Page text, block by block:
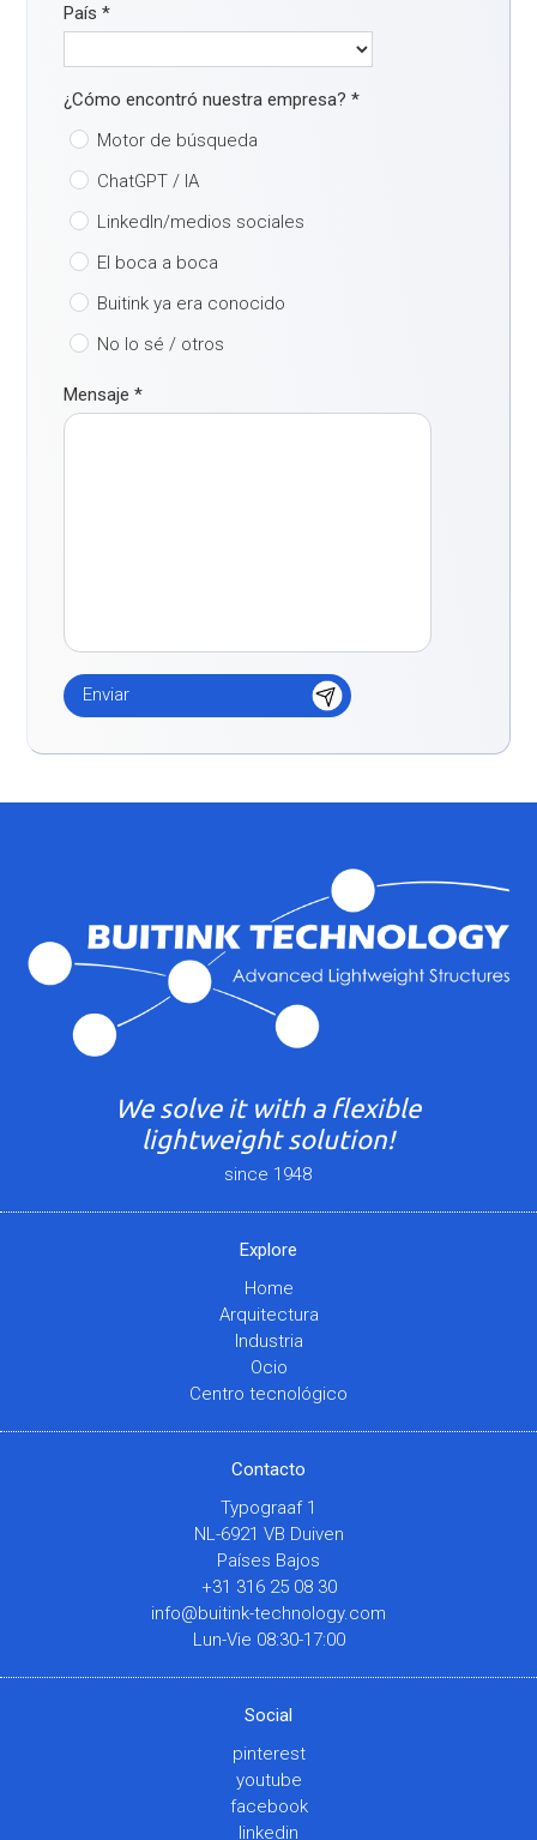
País*
¿Cómo encontró nuestra empresa?*
Motor de búsqueda
ChatGPT / IA
LinkedIn/medios sociales
El boca a boca
Buitink ya era conocido
No lo sé / otros
Mensaje*
We solve it with a flexible
lightweight solution!
since 1948
Explore
Home
Arquitectura
Industria
Ocio
Centro tecnológico
Contacto
Typograaf 1
NL-6921 VB Duiven
Países Bajos
+31 316 25 08 30
info@buitink-technology.com
Lun-Vie 08:30-17:00
Social
pinterest
youtube
facebook
linkedin